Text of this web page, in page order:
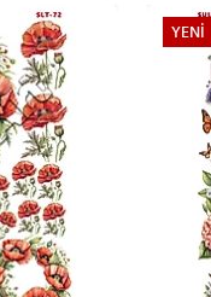
YENİ
BOYASI
BOYA